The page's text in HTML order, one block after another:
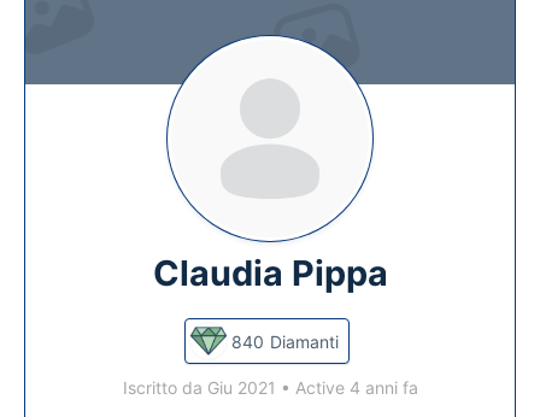
Claudia Pippa
840 Diamanti
Iscritto da Giu 2021 • Active 4 anni fa